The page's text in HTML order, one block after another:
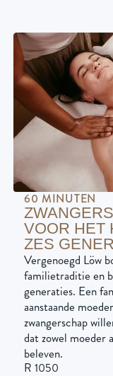
60 MINUTEN
VOOR HET
ZES
Vergenoegd Löw
familietraditie en
generaties. Een
aanstaande
zwangerschap
dat zowel moeder
beleven.
R 1050